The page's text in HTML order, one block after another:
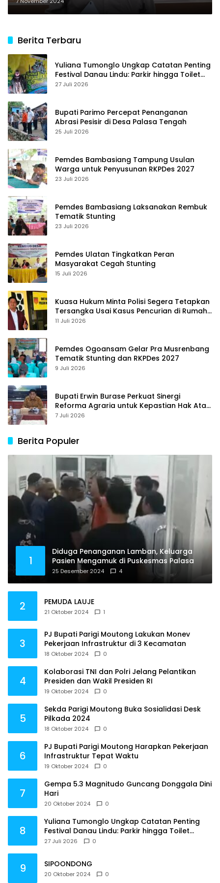
Berita Terbaru
Yuliana Tumonglo Ungkap Catatan Penting
Festival Danau Lindu: Parkir hingga Toilet
Harus Jadi Prioritas
27 Juli 2026
Bupati Parimo Percepat Penanganan
Abrasi Pesisir di Desa Palasa Tengah
25 Juli 2026
Pemdes Bambasiang Tampung Usulan
Warga untuk Penyusunan RKPDes 2027
23 Juli 2026
Pemdes Bambasiang Laksanakan Rembuk
Tematik Stunting
23 Juli 2026
Pemdes Ulatan Tingkatkan Peran
Masyarakat Cegah Stunting
15 Juli 2026
Kuasa Hukum Minta Polisi Segera Tetapkan
Tersangka Usai Kasus Pencurian di Rumah
Anggota Dewan Bantul di Sigi Naik
11 Juli 2026
Pemdes Ogoansam Gelar Pra Musrenbang
Tematik Stunting dan RKPDes 2027
9 Juli 2026
Bupati Erwin Burase Perkuat Sinergi
Reforma Agraria untuk Kepastian Hak Atas
Tanah bagi Masyarakat
7 Juli 2026
Berita Populer
1
Diduga Penanganan Lamban, Keluarga
Pasien Mengamuk di Puskesmas Palasa
25 Desember 2024 4
2 PEMUDA LAUJE
21 Oktober 2024 1
3
PJ Bupati Parigi Moutong Lakukan Monev
Pekerjaan Infrastruktur di 3 Kecamatan
18 Oktober 2024 0
4
Kolaborasi TNI dan Polri Jelang Pelantikan
Presiden dan Wakil Presiden RI
19 Oktober 2024 0
5
Sekda Parigi Moutong Buka Sosialidasi Desk
Pilkada 2024
18 Oktober 2024 0
6
PJ Bupati Parigi Moutong Harapkan Pekerjaan
Infrastruktur Tepat Waktu
19 Oktober 2024 0
7
Gempa 5.3 Magnitudo Guncang Donggala Dini
Hari
20 Oktober 2024 0
8
Yuliana Tumonglo Ungkap Catatan Penting
Festival Danau Lindu: Parkir hingga Toilet
Harus Jadi Prioritas
27 Juli 2026 0
9 SIPOONDONG
20 Oktober 2024 0